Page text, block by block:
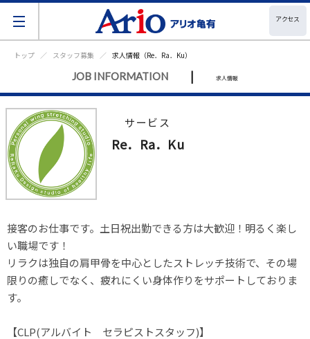
アクセス
トップ スタッフ募集 求人情報（Re．Ra．Ku）
JOB INFORMATION | 求人情報
サービス
Re．Ra．Ku
接客のお仕事です。土日祝出勤できる方は大歓迎！明るく楽し
い職場です！
リラクは独自の肩甲骨を中心としたストレッチ技術で、その場
限りの癒しでなく、疲れにくい身体作りをサポートしておりま
す。
【CLP(アルバイト　セラピストスタッフ)】